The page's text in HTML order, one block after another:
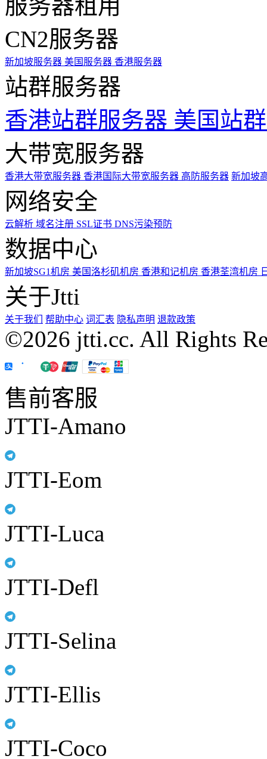
服务器租用
CN2服务器
新加坡服务器 美国服务器 香港服务器
站群服务器
香港站群服务器 美国站
大带宽服务器
香港大带宽服务器 香港国际大带宽服务器 高防服务器 新加坡
网络安全
云解析 域名注册 SSL证书 DNS污染预防
数据中心
新加坡SG1机房 美国洛杉矶机房 香港和记机房 香港荃湾机房
关于Jtti
关于我们 帮助中心 词汇表 隐私声明 退款政策
©2026 jtti.cc. All Rights
售前客服
JTTI-Amano
JTTI-Eom
JTTI-Luca
JTTI-Defl
JTTI-Selina
JTTI-Ellis
JTTI-Coco